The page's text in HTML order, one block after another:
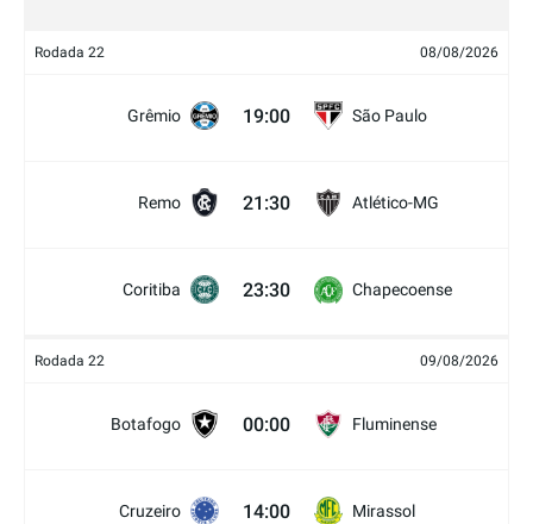
Rodada 22 08/08/2026
Grêmio 19:00 São Paulo
Remo 21:30 Atlético-MG
Coritiba 23:30 Chapecoense
Rodada 22 09/08/2026
Botafogo 00:00 Fluminense
Cruzeiro 14:00 Mirassol